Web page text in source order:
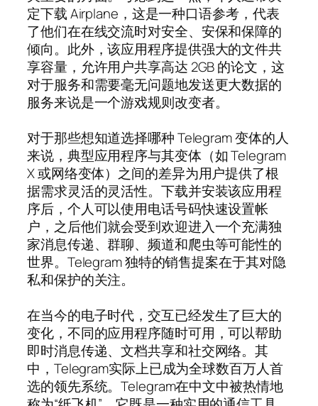
定下载 Airplane，这是一种口语参考，代表
了他们在在线交流时对安全、安保和保障的
倾向。此外，该应用程序提供强大的文件共
享容量，允许用户共享高达 2GB 的论文，这
对于服务和需要毫无问题地发送更大数据的
服务来说是一个游戏规则改变者。
对于那些想知道选择哪种 Telegram 变体的人
来说，典型应用程序与其变体（如 Telegram
X 或网络变体）之间的差异为用户提供了根
据需求灵活的灵活性。下载并安装该应用程
序后，个人可以使用电话号码快速设置帐
户，之后他们就会受到欢迎进入一个充满独
家消息传递、群聊、频道和爬虫等可能性的
世界。Telegram 独特的销售提案在于其对隐
私和保护的关注。
在当今的电子时代，交互已经发生了巨大的
变化，不同的应用程序随时可用，可以帮助
即时消息传递、文档共享和社交网络。其
中，Telegram实际上已成为全球数百万人首
选的领先系统。Telegram在中文中被热情地